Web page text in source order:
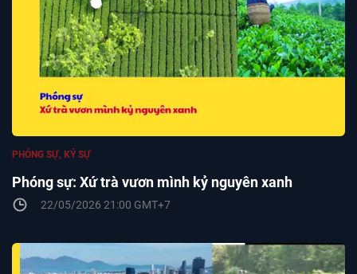
Phóng sự: Xứ trà vươn mình kỷ nguyên xanh
PHÓNG SỰ, KÝ SỰ
22/05/2026 21:00 GMT+7